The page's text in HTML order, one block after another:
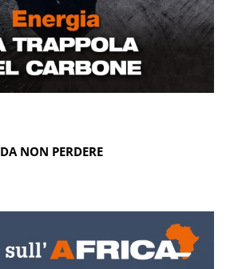
DA NON PERDERE